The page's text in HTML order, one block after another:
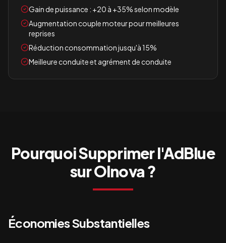
Gain de puissance : +20 à +35% selon modèle
Augmentation couple moteur pour meilleures
reprises
Réduction consommation jusqu'à 15%
Meilleure conduite et agrément de conduite
Pourquoi Supprimer l'AdBlue
surOlnova?
Économies Substantielles